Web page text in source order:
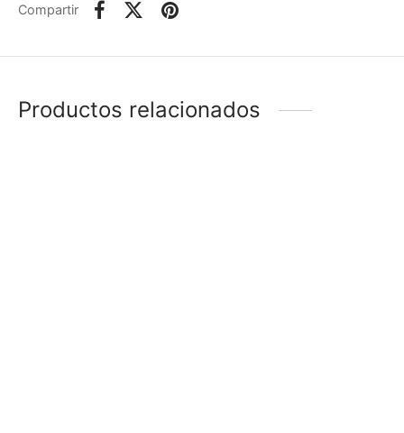
Compartir
Productos relacionados